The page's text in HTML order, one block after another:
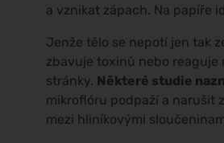
a vznikat zápach. Na papíře
Jenže tělo se nepotí jen tak
zbavuje toxinů nebo reaguje
stránky. Některé studie
mikroflóru podpaží a narušit
mezi hliníkovými